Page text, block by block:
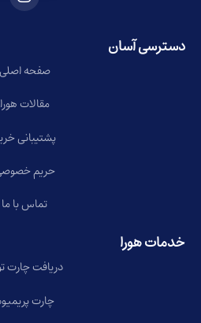
دسترسی آسان
صفحه اصلی
مقالات هورا
پشتیبانی
حریم
تماس با ما
خدمات هورا
دریافت چارت
چارت